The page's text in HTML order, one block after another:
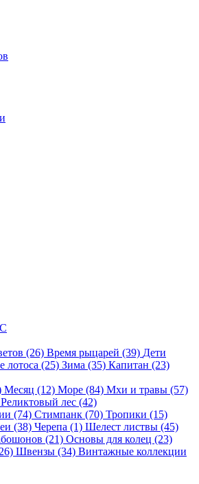
(26) Время рыцарей (39) Дети
лотоса (25) Зима (35) Капитан (23)
Месяц (12) Море (84) Мхи и травы (57)
Реликтовый лес (42)
(74) Стимпанк (70) Тропики (15)
(38) Черепа (1) Шелест листвы (45)
(21) Основы для колец (23)
Швензы (34) Винтажные коллекции